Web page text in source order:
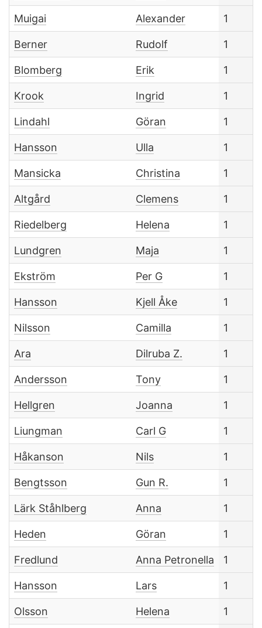
Muigai Alexander 1
Berner Rudolf 1
Blomberg Erik 1
Krook Ingrid 1
Lindahl Göran 1
Hansson Ulla 1
Mansicka Christina 1
Altgård Clemens 1
Riedelberg Helena 1
Lundgren Maja 1
Ekström Per G 1
Hansson Kjell Åke 1
Nilsson Camilla 1
Ara Dilruba Z. 1
Andersson Tony 1
Hellgren Joanna 1
Liungman Carl G 1
Håkanson Nils 1
Bengtsson Gun R. 1
Lärk Ståhlberg Anna 1
Heden Göran 1
Fredlund Anna Petronella 1
Hansson Lars 1
Olsson Helena 1